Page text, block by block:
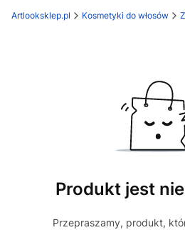
Artlooksklep.pl Kosmetyki do włosów
Produkt jest
Przepraszamy, produkt,